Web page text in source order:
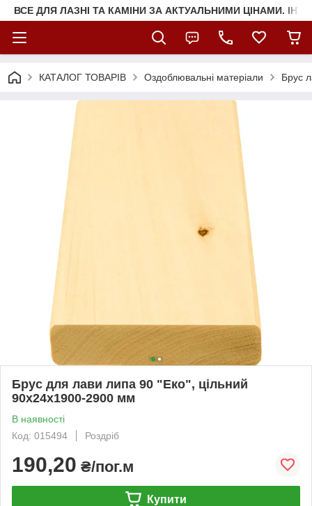
ВСЕ ДЛЯ ЛАЗНІ ТА КАМІНИ ЗА АКТУАЛЬНИМИ ЦІНАМИ.
КАТАЛОГ ТОВАРІВ Оздоблювальні матеріали Брус
Брус для лави липа 90 "Еко", цільний
90х24х1900-2900 мм
В наявності
Код: 015494
Роздріб
190,20 ₴/пог.м
Купити